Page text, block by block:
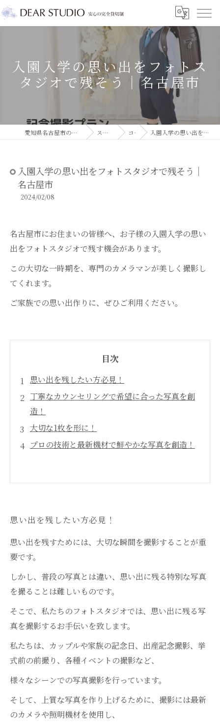
入園入学の思い出をフォトス
タジオで残そう｜名古屋市
愛知県名古屋市のフォトスタジオならDEAR STUDIO スタジオコラム コラム 入園入学の思い出をフォトスタジオで残そう｜名古屋市
入園入学の思い出をフォトスタジオで残そう｜
名古屋市
2024/02/08
名古屋市にお住まいの皆様へ、お子様の入園入学の思い
出をフォトスタジオで残す機会があります。
この大切な一時期を、専門のカメラマンが美しく撮影し
てくれます。
ご家族での思い出作りに、ぜひご利用ください。
目次
思い出を残したい方必見！
丁寧なカウンセリングで希望に合った写真を創
造！
大切な1枚を形に！
プロの技術と最新機材で鮮やかな写真を創造！
思い出を残したい方必見！
思い出を残すためには、大切な瞬間を撮影することが重
要です。
しかし、普段の写真とは違い、思い出に残る特別な写真
を撮ることは難しいものです。
そこで、私たちのフォトスタジオでは、思い出に残る写
真を撮影するお手伝いを致します。
私たちは、カップルや家族の記念日、出産記念撮影、挙
式前の前撮り、各種イベントの撮影など、
様々なシーンでの写真撮影を行っています。
そして、上質な写真を作り上げるために、撮影には最新
のカメラや照明機材を使用し、